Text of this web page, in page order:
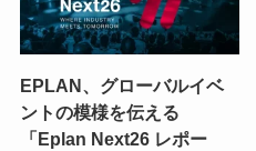
EPLAN、グローバルイベ
ントの模様を伝える
「Eplan Next26 レポー